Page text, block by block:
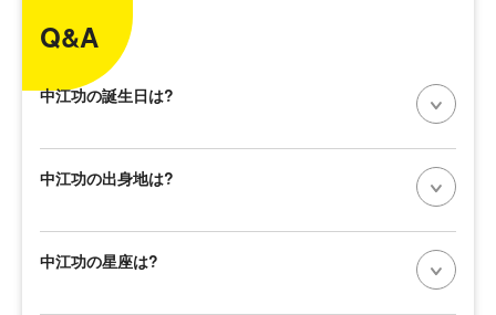
Q&A
中江功の誕生日は?
中江功の出身地は?
中江功の星座は?